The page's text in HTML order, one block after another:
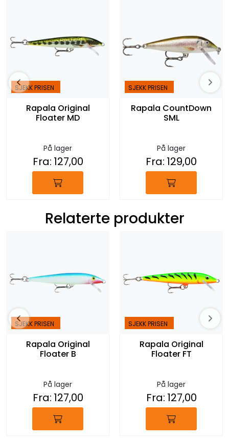
SJEKK PRISEN
Rapala Original
Floater MD
På lager
Fra: 127,00
SJEKK PRISEN
Rapala CountDown
SML
På lager
Fra: 129,00
Relaterte produkter
SJEKK PRISEN
Rapala Original
Floater B
På lager
Fra: 127,00
SJEKK PRISEN
Rapala Original
Floater FT
På lager
Fra: 127,00